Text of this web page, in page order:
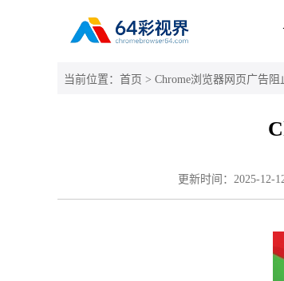
当前位置： 首页 > Chrome浏览器网页广告
更新时间： 2025-12-